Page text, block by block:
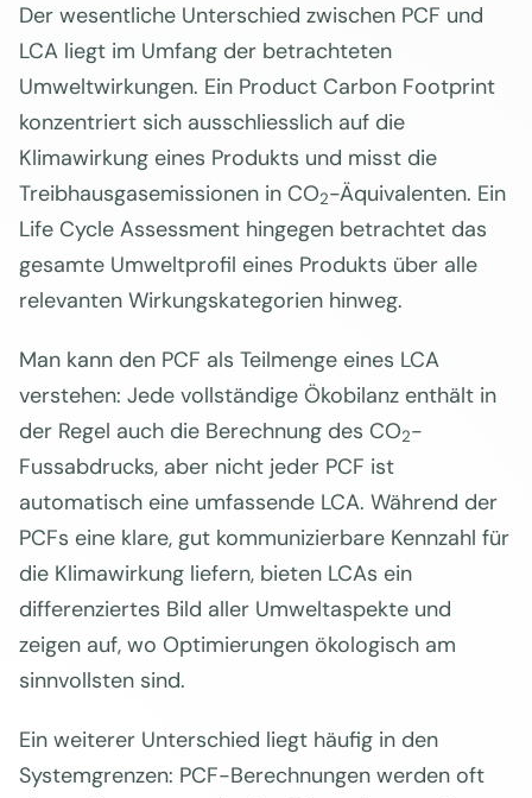
Der wesentliche Unterschied zwischen PCF und
LCA liegt im Umfang der betrachteten
Umweltwirkungen. Ein Product Carbon Footprint
konzentriert sich ausschliesslich auf die
Klimawirkung eines Produkts und misst die
Treibhausgasemissionen in CO2-Äquivalenten. Ein
Life Cycle Assessment hingegen betrachtet das
gesamte Umweltprofil eines Produkts über alle
relevanten Wirkungskategorien hinweg.
Man kann den PCF als Teilmenge eines LCA
verstehen: Jede vollständige Ökobilanz enthält in
der Regel auch die Berechnung des CO2-
Fussabdrucks, aber nicht jeder PCF ist
automatisch eine umfassende LCA. Während der
PCFs eine klare, gut kommunizierbare Kennzahl für
die Klimawirkung liefern, bieten LCAs ein
differenziertes Bild aller Umweltaspekte und
zeigen auf, wo Optimierungen ökologisch am
sinnvollsten sind.
Ein weiterer Unterschied liegt häufig in den
Systemgrenzen: PCF-Berechnungen werden oft